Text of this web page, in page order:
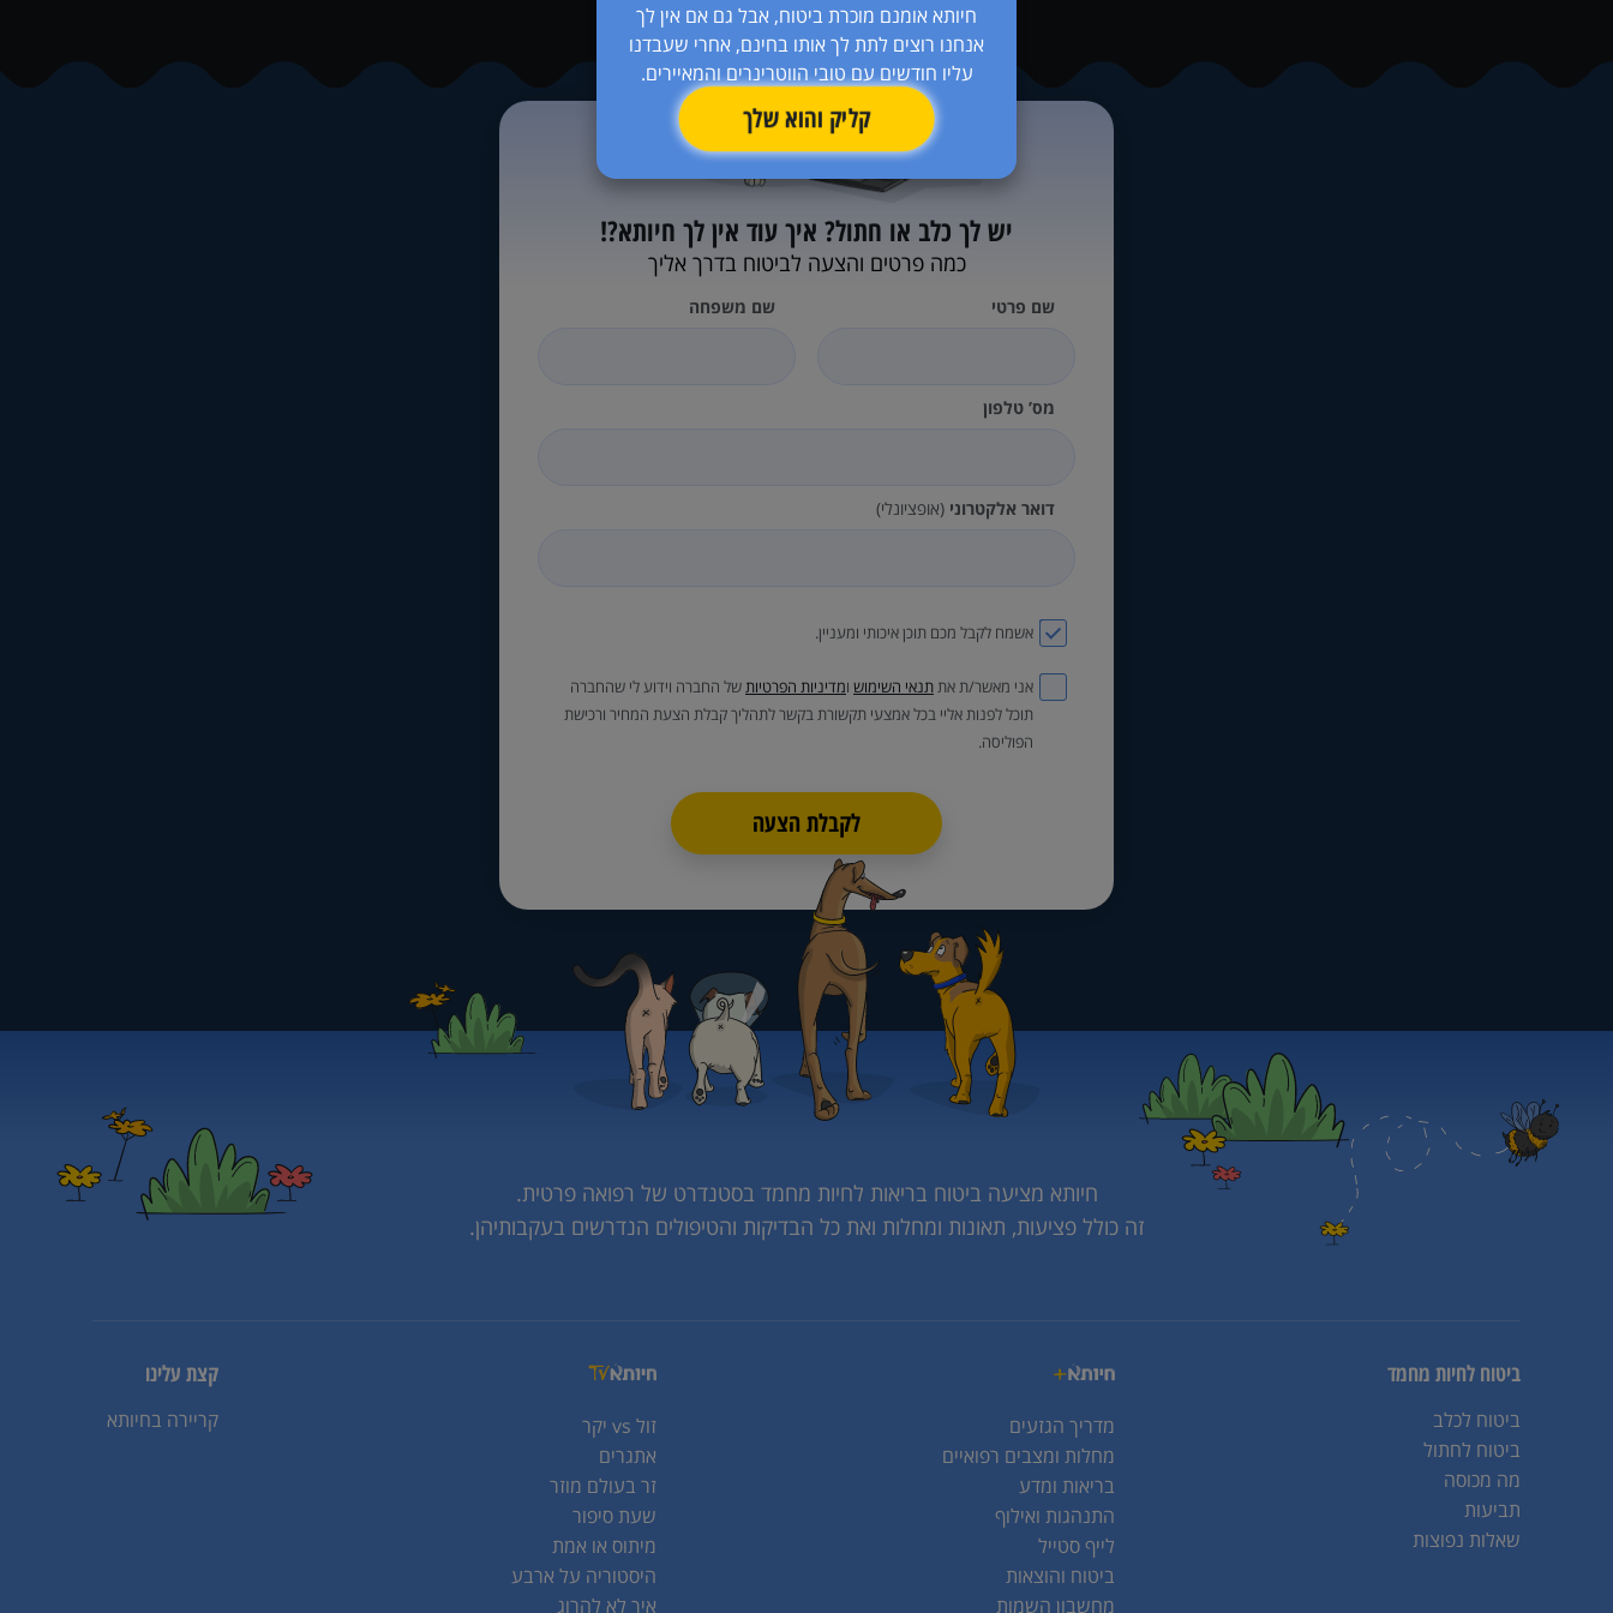
חיותא אומנם מוכרת ביטוח, אבל גם אם אין לך
אנחנו רוצים לתת לך אותו בחינם, אחרי שעבדנו
עליו חודשים עם טובי הווטרינרים והמאיירים.
קליק והוא שלך
יש לך כלב או חתול? איך עוד אין לך חיותא?!
כמה פרטים והצעה לביטוח בדרך אליך
שם פרטי שם משפחה
מס’ טלפון
דואר אלקטרוני (אופציונלי)
אשמח לקבל מכם תוכן איכותי ומעניין.
אני מאשר/ת אתתנאי השימוש ומדיניות הפרטיותשל החברה וידוע לי שהחברה
תוכל לפנות אליי בכל אמצעי תקשורת בקשר לתהליך קבלת הצעת המחיר ורכישת
הפוליסה.
לקבלת הצעה
חיותא מציעה ביטוח בריאות לחיות מחמד בסטנדרט של רפואה פרטית.
זה כולל פציעות, תאונות ומחלות ואת כל הבדיקות והטיפולים הנדרשים בעקבותיהן.
ביטוח לחיות מחמד
ביטוח לכלב
ביטוח לחתול
מה מכוסה
תביעות
שאלות נפוצות
מדריך הגזעים
מחלות ומצבים רפואיים
בריאות ומדע
התנהגות ואילוף
לייף סטייל
ביטוח והוצאות
מחשבון השמות
זול vs יקר
אתגרים
זר בעולם מוזר
שעת סיפור
מיתוס או אמת
היסטוריה על ארבע
איך לא להרוג
קצת עלינו
קריירה בחיותא